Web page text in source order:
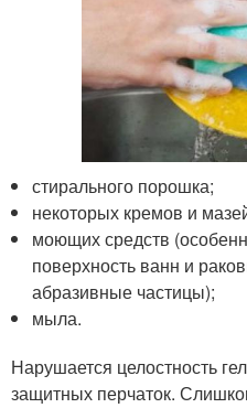
стирального порошка;
некоторых кремов и
моющих средств
поверхность ванн и
абразивные частицы);
мыла.
Нарушается целостность
защитных перчаток.